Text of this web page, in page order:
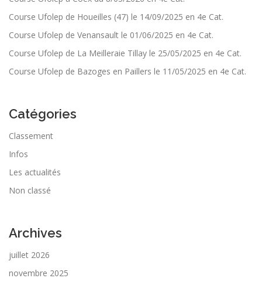
Course Ufolep de Houeilles (47) le 14/09/2025 en 4e Cat.
Course Ufolep de Venansault le 01/06/2025 en 4e Cat.
Course Ufolep de La Meilleraie Tillay le 25/05/2025 en 4e Cat.
Course Ufolep de Bazoges en Paillers le 11/05/2025 en 4e Cat.
Catégories
Classement
Infos
Les actualités
Non classé
Archives
juillet 2026
novembre 2025